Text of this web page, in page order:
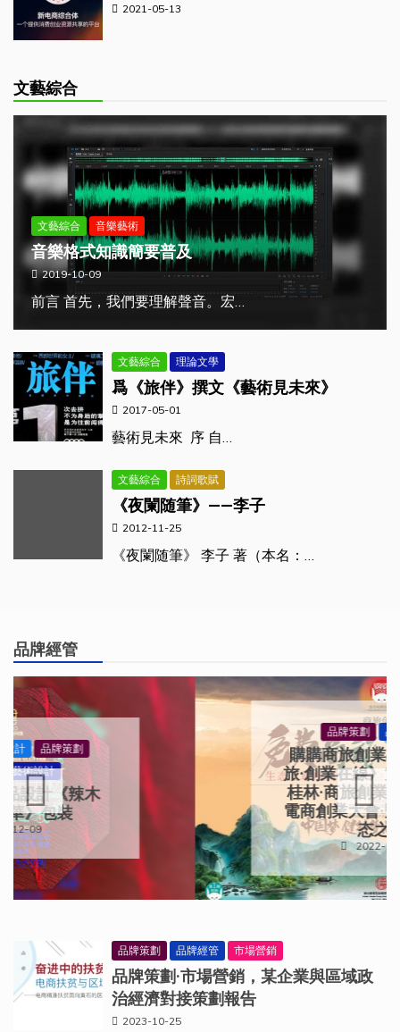
2021-05-13
文藝綜合
文藝綜合 音樂藝術
音樂格式知識簡要普及
2019-10-09
前言 首先，我們要理解聲音。宏…
文藝綜合 理論文學
爲《旅伴》撰文《藝術見未來》
2017-05-01
藝術見未來 序 自…
文藝綜合 詩詞歌賦
《夜闌随筆》——李子
2012-11-25
《夜闌随筆》 李子 著（本名：…
品牌經管
品牌策劃 品牌經管
購購商旅創業 ｜ 《免費商
旅·創業在線》第一期：最美
桂林·商旅創業——生态互聯
電商創業大會·暨桂林感恩生
态之旅
2022-10-18
品牌策劃 品牌經管 市場營銷
品牌策劃·市場營銷，某企業與區域政
治經濟對接策劃報告
2023-10-25